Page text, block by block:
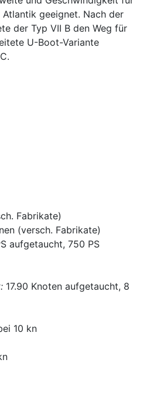
geeignet. Nach der
der Typ VII B den Weg für
U-Boot-Variante
Fabrikate)
(versch. Fabrikate)
aufgetaucht, 750 PS
17.90 Knoten aufgetaucht, 8
10 kn